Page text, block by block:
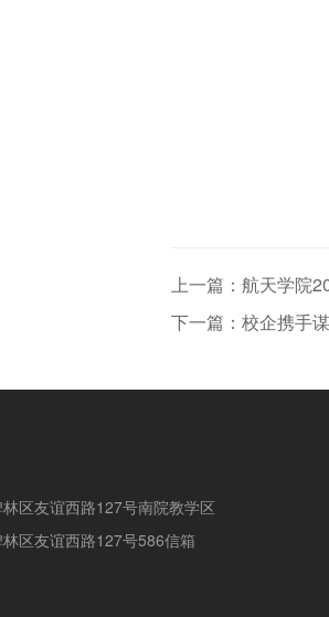
上一篇：航天学院
下一篇：校企携手
区友谊西路127号南院教学区
区友谊西路127号586信箱